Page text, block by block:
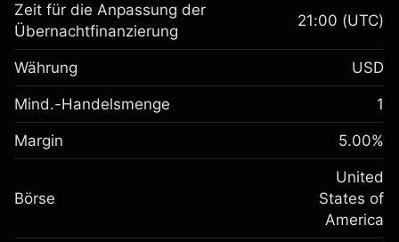
Margin. Ihre Investition
$1,000.00
Anpassung der
Übernachtfinanzierung
fremdfinanzierten
(-$4.31)
~$20,000.00
Margin. Ihre Investition
$1,000.00
Anpassung der
-0.000654
%
(-$0.13)
Zeit für die Anpassung der
Übernachtfinanzierung
21:00 (UTC)
Währung USD
Mind.-Handelsmenge 1
Margin 5.00%
Börse
United
States of
America